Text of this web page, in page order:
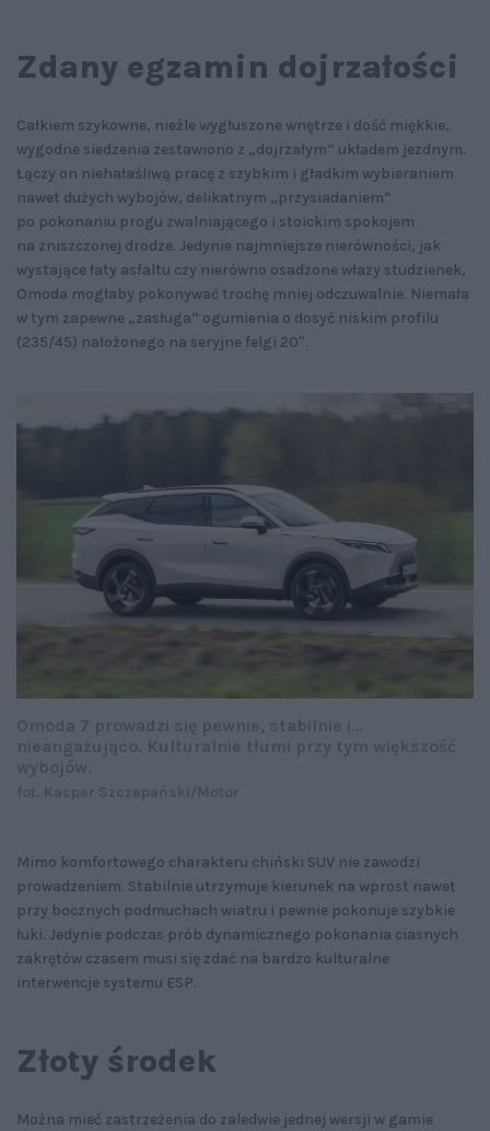
Zdany egzamin dojrzałości
Całkiem szykowne, nieźle wygłuszone wnętrze i dość miękkie,
wygodne siedzenia zestawiono z „dojrzałym” układem jezdnym.
Łączy on niehałaśliwą pracę z szybkim i gładkim wybieraniem
nawet dużych wybojów, delikatnym „przysiadaniem”
po pokonaniu progu zwalniającego i stoickim spokojem
na zniszczonej drodze. Jedynie najmniejsze nierówności, jak
wystające łaty asfaltu czy nierówno osadzone włazy studzienek,
Omoda mogłaby pokonywać trochę mniej odczuwalnie. Niemała
w tym zapewne „zasługa” ogumienia o dosyć niskim profilu
(235/45) nałożonego na seryjne felgi 20''.
Mimo komfortowego charakteru chiński SUV nie zawodzi
prowadzeniem. Stabilnie utrzymuje kierunek na wprost nawet
przy bocznych podmuchach wiatru i pewnie pokonuje szybkie
łuki. Jedynie podczas prób dynamicznego pokonania ciasnych
zakrętów czasem musi się zdać na bardzo kulturalne
interwencje systemu ESP.
Złoty środek
Można mieć zastrzeżenia do zaledwie jednej wersji w gamie